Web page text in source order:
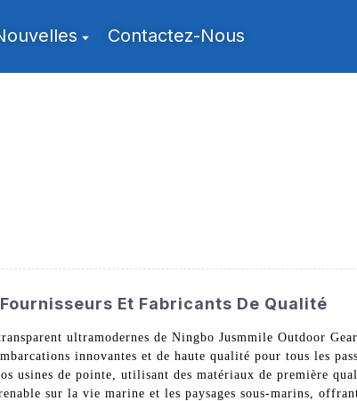
Contactez-Nous
Et Fabricants De Qualité
ultramodernes de Ningbo Jusmmile Outdoor
innovantes et de haute qualité pour tous les
usines de pointe, utilisant des matériaux de première
sur la vie marine et les paysages sous-marins,